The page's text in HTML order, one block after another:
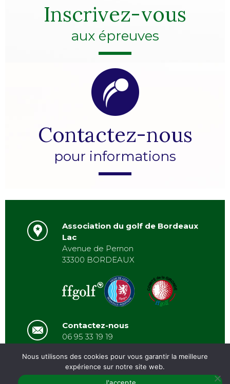
Inscrivez-vous
aux épreuves
Contactez-nous
pour informations
Association du golf de Bordeaux
Lac
Avenue de Pernon
33300 BORDEAUX
Contactez-nous
06 95 33 19 19
Nous utilisons des cookies pour vous garantir la meilleure
expérience sur notre site web.
J'accepte